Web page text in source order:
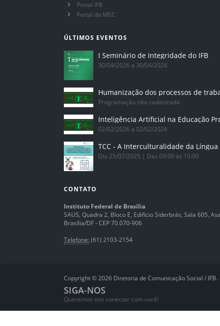
Portal IFB
Portal do MEC
ÚLTIMOS EVENTOS
I Seminário de Integridade do IFB
30/04/2026 a 30/04/2026
Humanização dos processos de
Programação não cadastrada
02/02/2026 a 02/02/2026
Dia 25/07/2025 | Das 09:00 às 10:00
CONTATO
Instituto Federal de Brasília
SAUS, Quadra 2, Bloco E, Edifício Siderbrás, Sala 605,
Brasília/DF - CEP 70.070-906
Telefone: (61) 2103-2154
Copyright © 2026 Diretoria de Comunicação Social / IFB.
SIGA-NOS
Queremos nos conectar com você!